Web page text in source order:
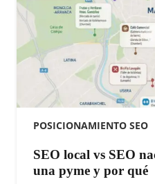
POSICIONAMIENTO SEO
SEO local vs SEO
una pyme y por qué